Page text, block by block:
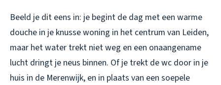
Beeld je dit eens in: je begint de dag met een warme
douche in je knusse woning in het centrum van Leiden,
maar het water trekt niet weg en een onaangename
lucht dringt je neus binnen. Of je trekt de wc door in je
huis in de Merenwijk, en in plaats van een soepele